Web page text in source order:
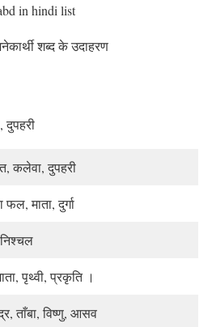
in hindi list
शब्द के उदाहरण
दुपहरी
कलेवा, दुपहरी
माता, दुर्गा
पृथ्वी, प्रकृति ।
ताँबा, विष्णु, आसव